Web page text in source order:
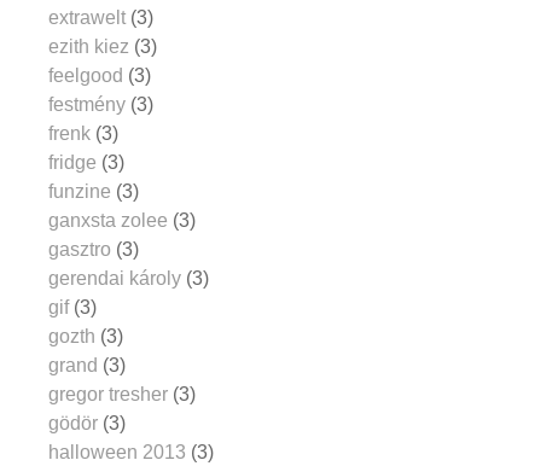
extrawelt (3)
ezith kiez (3)
feelgood (3)
festmény (3)
frenk (3)
fridge (3)
funzine (3)
ganxsta zolee (3)
gasztro (3)
gerendai károly (3)
gif (3)
gozth (3)
grand (3)
gregor tresher (3)
gödör (3)
halloween 2013 (3)